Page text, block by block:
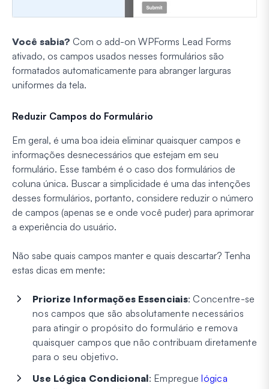
Você sabia? Com o add-on WPForms Lead Forms
ativado, os campos usados nesses formulários são
formatados automaticamente para abranger larguras
uniformes da tela.
Reduzir Campos do Formulário
Em geral, é uma boa ideia eliminar quaisquer campos e
informações desnecessários que estejam em seu
formulário. Esse também é o caso dos formulários de
coluna única. Buscar a simplicidade é uma das intenções
desses formulários, portanto, considere reduzir o número
de campos (apenas se e onde você puder) para aprimorar
a experiência do usuário.
Não sabe quais campos manter e quais descartar? Tenha
estas dicas em mente:
Priorize Informações Essenciais: Concentre-se
nos campos que são absolutamente necessários
para atingir o propósito do formulário e remova
quaisquer campos que não contribuam diretamente
para o seu objetivo.
Use Lógica Condicional: Empreguelógica